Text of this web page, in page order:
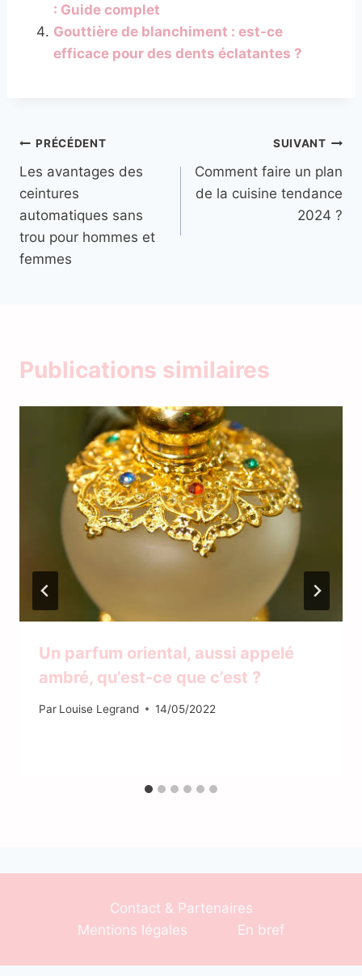
: Guide complet
Gouttière de blanchiment : est-ce
efficace pour des dents éclatantes ?
Navigation
de
l’article
PRÉCÉDENT
Les avantages des
ceintures
automatiques sans
trou pour hommes et
femmes
SUIVANT
Comment faire un plan
de la cuisine tendance
2024 ?
Publications similaires
Un parfum oriental, aussi appelé
ambré, qu’est-ce que c’est ?
Par Louise Legrand 14/05/2022
Contact & Partenaires
Mentions légales
En bref